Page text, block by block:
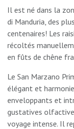
Il est né dans la
di Manduria, des
centenaires! Les
récoltés
en fûts de chêne
Le San Marzano
élégant et
enveloppants et
gustatives
voyage intense. Il